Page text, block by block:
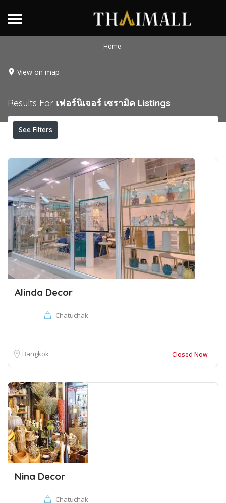
Home
View on map
Results For เฟอร์นิเจอร์ เซรามิค Listings
See Filters
Alinda Decor
Chatuchak
Bangkok Closed Now
Nina Decor
Chatuchak